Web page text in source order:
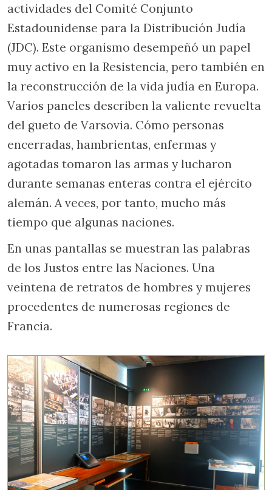
actividades del Comité Conjunto
Estadounidense para la Distribución Judía
(JDC). Este organismo desempeñó un papel
muy activo en la Resistencia, pero también en
la reconstrucción de la vida judía en Europa.
Varios paneles describen la valiente revuelta
del gueto de Varsovia. Cómo personas
encerradas, hambrientas, enfermas y
agotadas tomaron las armas y lucharon
durante semanas enteras contra el ejército
alemán. A veces, por tanto, mucho más
tiempo que algunas naciones.
En unas pantallas se muestran las palabras
de los Justos entre las Naciones. Una
veintena de retratos de hombres y mujeres
procedentes de numerosas regiones de
Francia.